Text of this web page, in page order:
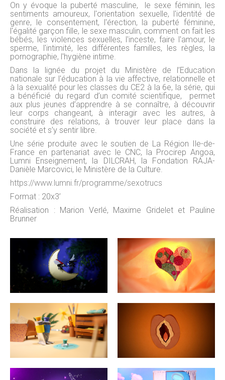
On y évoque la puberté masculine, le sexe féminin, les
sentiments amoureux, l'orientation sexuelle, l'identité de
genre, le consentement, l'érection, la puberté féminine,
l'égalité garçon fille, le sexe masculin, comment on fait les
bébés, les violences sexuelles, l'inceste, faire l'amour, le
sperme, l'intimité, les différentes familles, les règles, la
pornographie, l'hygiène intime.
Dans la lignée du projet du Ministère de l’Education
nationale sur l'éducation à la vie affective, relationnelle et
à la sexualité pour les classes du CE2 à la 6e, la série, qui
a bénéficié du regard d’un comité scientifique, permet
aux plus jeunes d’apprendre à se connaître, à découvrir
leur corps changeant, à interagir avec les autres, à
construire des relations, à trouver leur place dans la
société et s’y sentir libre.
Une série produite avec le soutien de La Région Ile-de-
France en partenariat avec le CNC, la Procirep Angoa,
Lumni Enseignement, la DILCRAH, la Fondation RAJA-
Danièle Marcovici, le Ministère de la Culture.
https://www.lumni.fr/programme/sexotrucs
Format : 20x3’
Réalisation : Marion Verlé, Maxime Gridelet et Pauline
Brunner